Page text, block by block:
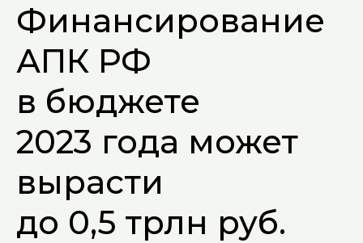
Финансирование
АПК РФ
в бюджете
2023 года может
вырасти
до 0,5 трлн руб.